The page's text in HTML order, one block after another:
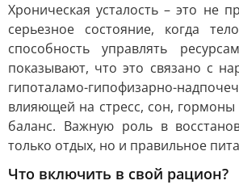
Хроническая усталость – это не
серьезное состояние, когда
способность управлять
показывают, что это связано с
гипоталамо-гипофизарно-
влияющей на стресс, сон, гормоны
баланс. Важную роль в
только отдых, но и правильное
Что включить в свой рацион?